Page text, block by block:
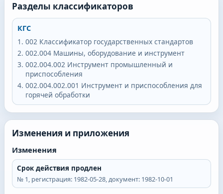
Разделы классификаторов
КГС
002 Классификатор государственных стандартов
002.004 Машины, оборудование и инструмент
002.004.002 Инструмент промышленный и
приспособления
002.004.002.001 Инструмент и приспособления для
горячей обработки
Изменения и приложения
Изменения
Срок действия продлен
№ 1, регистрация: 1982-05-28, документ: 1982-10-01